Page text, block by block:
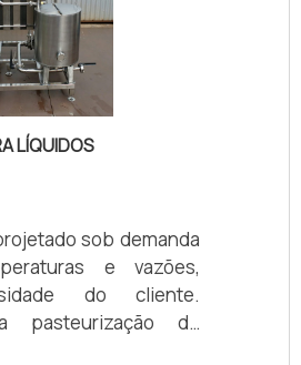
LÍQUIDOS
e vazões,
do cliente.
pasteurização de